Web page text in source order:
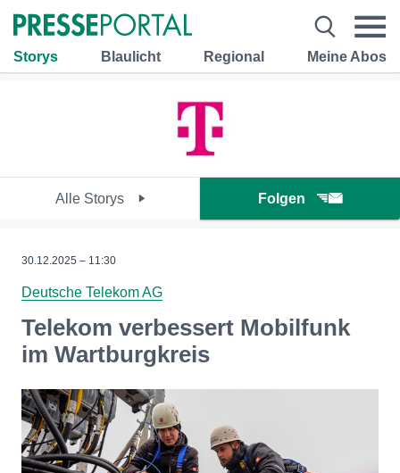
Storys Blaulicht Regional Meine Abos
Alle Storys Folgen
30.12.2025 – 11:30
Deutsche Telekom AG
Telekom verbessert Mobilfunk
im Wartburgkreis